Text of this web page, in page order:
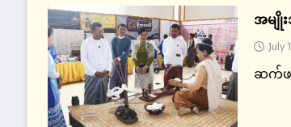
အမျို
July
ဆက်ဖ